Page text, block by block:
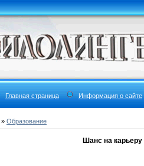
Главная страница Информация о сайте
» Образование
Шанс на карьеру